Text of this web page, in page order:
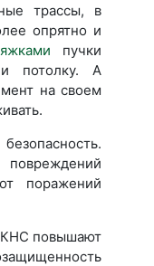
трассы, в
опрятно и
пучки
потолку. А
на своем
поражений
КНС повышают